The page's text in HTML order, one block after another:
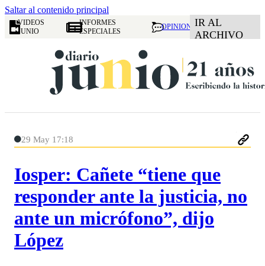
Saltar al contenido principal
VIDEOS
JUNIO
INFORMES
ESPECIALES
OPINION IR AL
ARCHIVO
29 May 17:18
Iosper: Cañete “tiene que
responder ante la justicia, no
ante un micrófono”, dijo
López